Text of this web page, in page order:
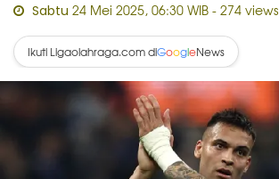
Sabtu 24 Mei 2025, 06:30 WIB - 274 views
Ikuti Ligaolahraga.com diGoogleNews